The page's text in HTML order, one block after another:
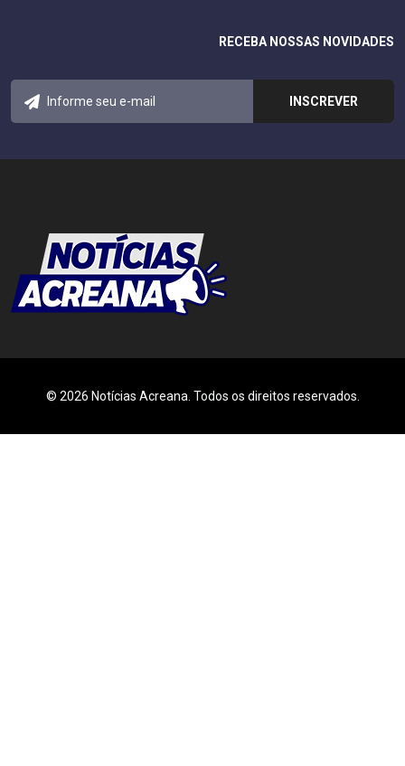
RECEBA NOSSAS NOVIDADES
© 2026 Notícias Acreana. Todos os direitos reservados.